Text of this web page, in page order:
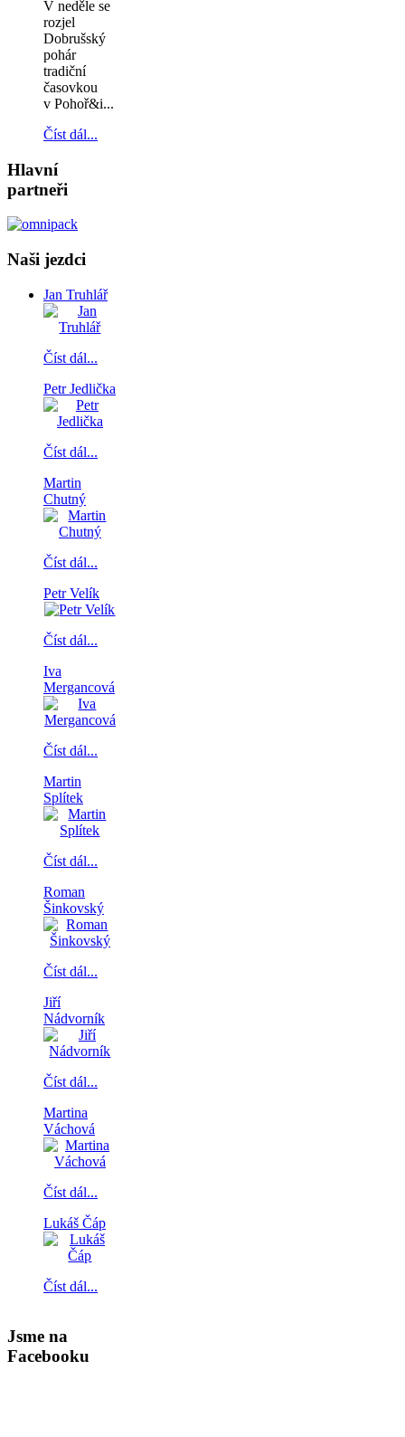
V neděle se
rozjel
Dobrušský
pohár
tradiční
časovkou
v Pohoř&i...
Číst dál...
Hlavní
partneři
Naši jezdci
Jan Truhlář
Číst dál...
Petr Jedlička
Číst dál...
Martin
Chutný
Číst dál...
Petr Velík
Číst dál...
Iva
Mergancová
Číst dál...
Martin
Splítek
Číst dál...
Roman
Šinkovský
Číst dál...
Jiří
Nádvorník
Číst dál...
Martina
Váchová
Číst dál...
Lukáš Čáp
Číst dál...
Jsme na
Facebooku